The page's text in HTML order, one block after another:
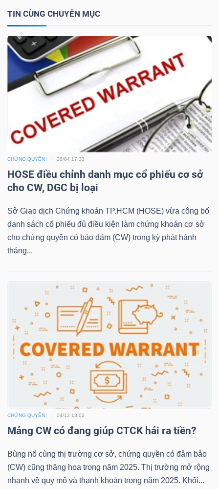
TIN CÙNG CHUYÊN MỤC
CHỨNG QUYỀN 28/04 17:33
HOSE điều chỉnh danh mục cổ phiếu cơ sở
cho CW, DGC bị loại
Sở Giao dịch Chứng khoán TP.HCM (HOSE) vừa công bố
danh sách cổ phiếu đủ điều kiện làm chứng khoán cơ sở
cho chứng quyền có bảo đảm (CW) trong kỳ phát hành
tháng...
CHỨNG QUYỀN 04/12 13:02
Mảng CW có đang giúp CTCK hái ra tiền?
Bùng nổ cùng thị trường cơ sở, chứng quyền có đảm bảo
(CW) cũng thăng hoa trong năm 2025. Thị trường mở rộng
nhanh về quy mô và thanh khoản trong năm 2025. Khối...
TRUY
DỮ
LIỆU
Ngành
SECTOR
LƯỢNG
LIỆU
CÔNG
NGHIỆP
TIÊU
DÙNG
KHÔNG
THIẾT